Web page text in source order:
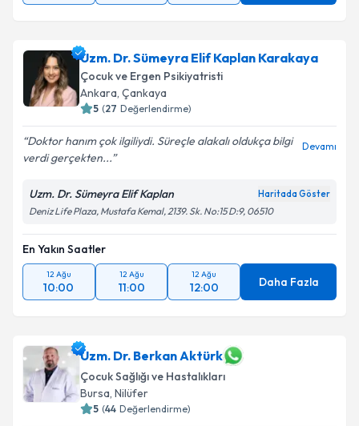
Uzm. Dr. Sümeyra Elif Kaplan Karakaya
Çocuk ve Ergen Psikiyatristi
Ankara, Çankaya
5 (27 Değerlendirme)
Doktor hanım çok ilgiliydi. Süreçle alakalı oldukça bilgi
verdi gerçekten...
Devamı
Uzm. Dr. Sümeyra Elif Kaplan Haritada Göster
Deniz Life Plaza, Mustafa Kemal, 2139. Sk. No:15 D:9, 06510
En Yakın Saatler
12 Ağu
10:00
12 Ağu
11:00
12 Ağu
12:00 Daha Fazla
Uzm. Dr. Berkan Aktürk
Çocuk Sağlığı ve Hastalıkları
Bursa, Nilüfer
5 (44 Değerlendirme)